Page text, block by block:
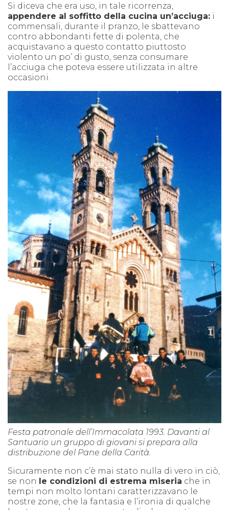
Si diceva che era uso, in tale ricorrenza,
appendere al soffitto della cucina un’acciuga: i
commensali, durante il pranzo, le sbattevano
contro abbondanti fette di polenta, che
acquistavano a questo contatto piuttosto
violento un po’ di gusto, senza consumare
l’acciuga che poteva essere utilizzata in altre
occasioni.
Festa patronale dell’Immacolata 1993. Davanti al
Santuario un gruppo di giovani si prepara alla
distribuzione del Pane della Carità.
Sicuramente non c’è mai stato nulla di vero in ciò,
se non
le condizioni di estrema miseria che in
tempi non molto lontani caratterizzavano le
nostre zone, che la fantasia e l’ironia di qualche